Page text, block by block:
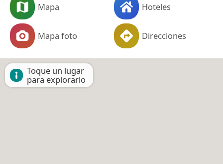
Mapa Hoteles
Mapa foto Direcciones
Toque un lugar
para explorarlo